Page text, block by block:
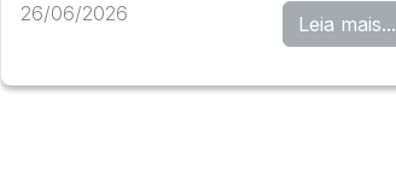
26/06/2026 Leia mais...